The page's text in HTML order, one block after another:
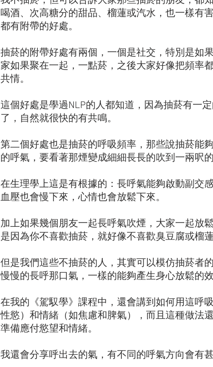
喝酒、次高糖分的甜品、榴蓮或汽水，也一樣有
都有附帶的好處。
抽菸的附帶好處有兩個，一個是社交，特別是如
家如果聚在一起，一點菸，之後大家好像把頻率
共情。
這個好處是學過NLP的人都知道，因為抽菸有一
了，自然就很快的有共鳴。
第二個好處也是抽菸的呼吸頻率，那些說抽菸能
的呼氣，要看著那煙變成細細長長的吹到一兩呎
在生理學上這是有根據的：長呼氣能夠啟動副交
血壓也會慢下來，心情也會放鬆下來。
加上如果幾個朋友一起長呼氣吹煙，大家一起放
是因為你不喜歡抽菸，就好像不喜歡臭豆腐或榴蓮
但是我們這些不抽菸的人，其實可以模仿抽菸者
慢慢的長呼那口氣，一樣的能夠產生身心放鬆的效
在我的《駕馭學》課程中，還會講到如何用這呼
性慾）和情緒（如焦慮和脾氣），而且這種做法
準備應付慾望和情緒。
我還會分享呼出去的氣，有不同的呼氣方向會有